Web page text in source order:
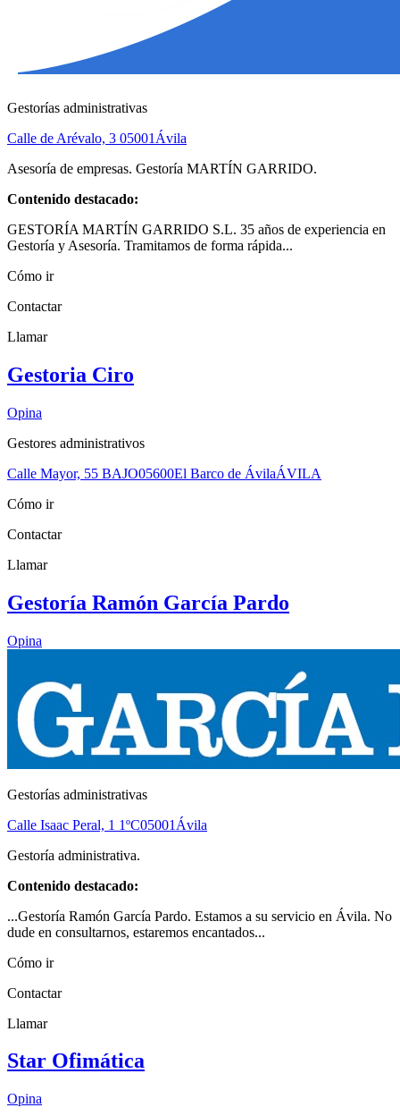
Gestorías administrativas
Calle de Arévalo, 3 05001 Ávila
Asesoría de empresas. Gestoría MARTÍN GARRIDO.
Contenido destacado:
GESTORÍA MARTÍN GARRIDO S.L. 35 años de experiencia en
Gestoría y Asesoría. Tramitamos de forma rápida...
Cómo ir
Contactar
Llamar
Gestoria Ciro
Opina
Gestores administrativos
Calle Mayor, 55 BAJO05600El Barco de ÁvilaÁVILA
Cómo ir
Contactar
Llamar
Gestoría Ramón García Pardo
Opina
Gestorías administrativas
Calle Isaac Peral, 1 1ºC05001 Ávila
Gestoría administrativa.
Contenido destacado:
...Gestoría Ramón García Pardo. Estamos a su servicio en Ávila. No
dude en consultarnos, estaremos encantados...
Cómo ir
Contactar
Llamar
Star Ofimática
Opina